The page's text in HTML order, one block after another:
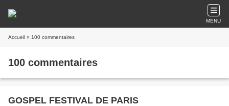
MENU
Accueil » 100 commentaires
100 commentaires
GOSPEL FESTIVAL DE PARIS